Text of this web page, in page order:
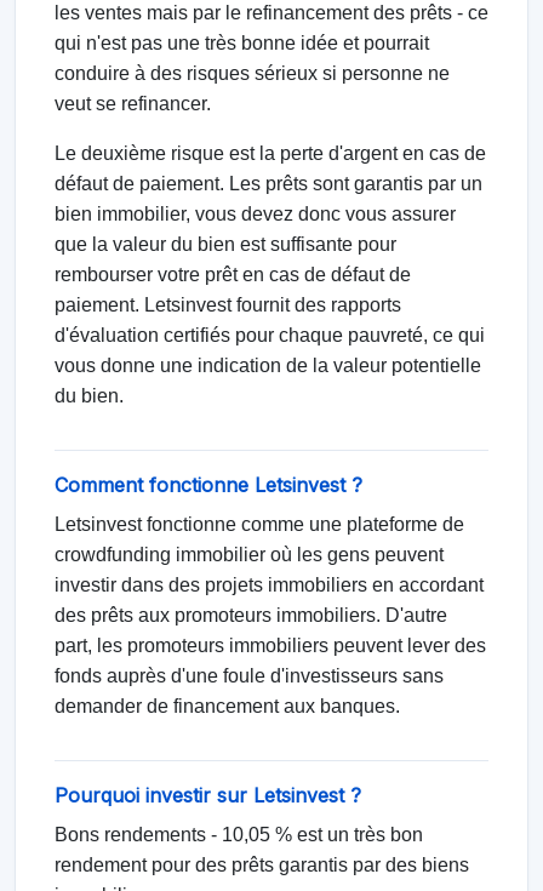
les ventes mais par le refinancement des prêts - ce
qui n'est pas une très bonne idée et pourrait
conduire à des risques sérieux si personne ne
veut se refinancer.
Le deuxième risque est la perte d'argent en cas de
défaut de paiement. Les prêts sont garantis par un
bien immobilier, vous devez donc vous assurer
que la valeur du bien est suffisante pour
rembourser votre prêt en cas de défaut de
paiement. Letsinvest fournit des rapports
d'évaluation certifiés pour chaque pauvreté, ce qui
vous donne une indication de la valeur potentielle
du bien.
Comment fonctionne Letsinvest ?
Letsinvest fonctionne comme une plateforme de
crowdfunding immobilier où les gens peuvent
investir dans des projets immobiliers en accordant
des prêts aux promoteurs immobiliers. D'autre
part, les promoteurs immobiliers peuvent lever des
fonds auprès d'une foule d'investisseurs sans
demander de financement aux banques.
Pourquoi investir sur Letsinvest ?
Bons rendements - 10,05 % est un très bon
rendement pour des prêts garantis par des biens